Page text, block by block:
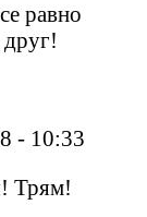
равно
- 10:33
Трям!